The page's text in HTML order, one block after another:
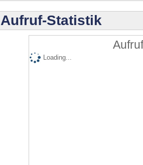
Aufruf-Statistik
Loading...